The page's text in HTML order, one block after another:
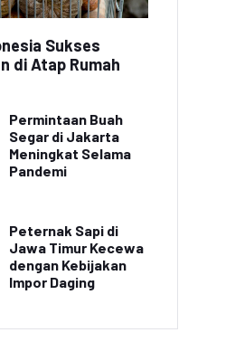
Sukses
di Atap Rumah
Permintaan Buah
Segar di Jakarta
Meningkat Selama
Pandemi
Peternak Sapi di
Jawa Timur Kecewa
dengan Kebijakan
Impor Daging